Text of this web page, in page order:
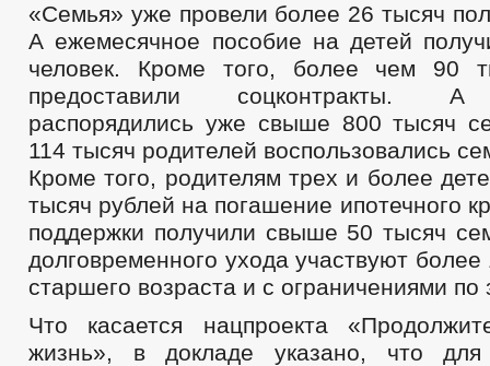
«Семья» уже провели более 26 тысяч
А ежемесячное пособие на детей
человек. Кроме того, более чем 90
предоставили соцконтракты. А
распорядились уже свыше 800 тысяч
114 тысяч родителей воспользовались
Кроме того, родителям трех и более
тысяч рублей на погашение ипотечного
поддержки получили свыше 50 тысяч
долговременного ухода участвуют
старшего возраста и с ограничениями по
Что касается нацпроекта
жизнь», в докладе указано, что для